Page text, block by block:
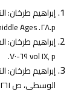
إبراهيم طرخان:
p.٢٨. Chew and Latham : Europe in the middle Ages
إبراهيم طرخان:
vol IX, p ٦٩-٧٠.
إبراهيم طرخان:
الوسطى، ص ٢٦١.